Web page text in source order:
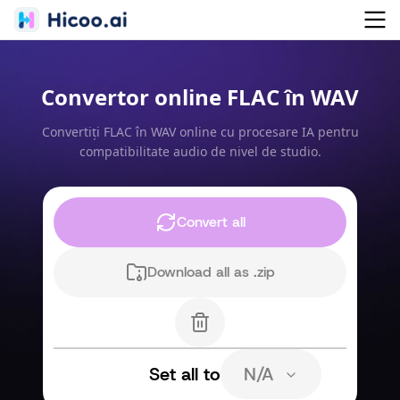
Convertor online FLAC în WAV
Convertiți FLAC în WAV online cu procesare IA pentru
compatibilitate audio de nivel de studio.